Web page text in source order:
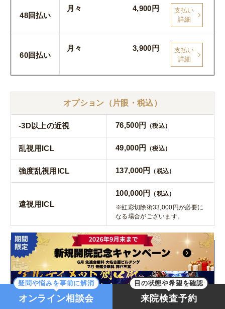
48回払い
月々 4,900円
支払い
詳細
60回払い
月々 3,900円
支払い
詳細
オプション（片眼・税込）
-3D以上の近視 76,500円 （税込）
乱視用ICL 49,000円 （税込）
強度乱視用ICL 137,000円 （税込）
遠視用ICL
100,000円
（税込）
※虹彩切除術33,000円が必要に
なる場合がございます。
疑問や悩みを事前に解消
オンライン相談会
目の状態や希望を確認
来院検査予約